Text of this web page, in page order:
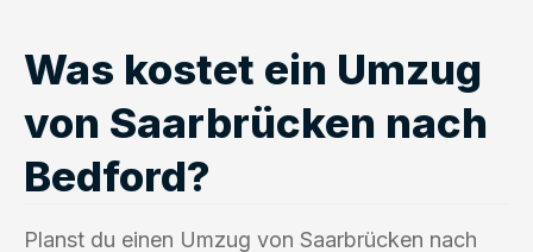
Was kostet ein Umzug
von Saarbrücken nach
Bedford?
Planst du einen Umzug von Saarbrücken nach